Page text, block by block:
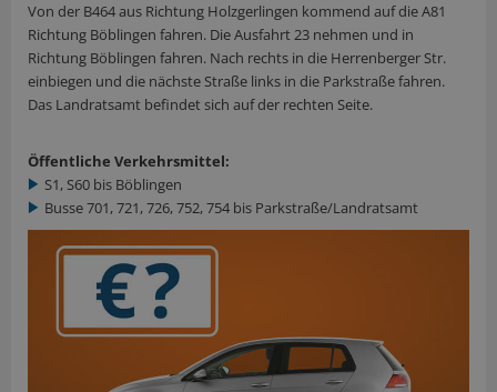
Von der B464 aus Richtung Holzgerlingen kommend auf die A81
Richtung Böblingen fahren. Die Ausfahrt 23 nehmen und in
Richtung Böblingen fahren. Nach rechts in die Herrenberger Str.
einbiegen und die nächste Straße links in die Parkstraße fahren.
Das Landratsamt befindet sich auf der rechten Seite.
Öffentliche Verkehrsmittel:
S1, S60 bis Böblingen
Busse 701, 721, 726, 752, 754 bis Parkstraße/Landratsamt